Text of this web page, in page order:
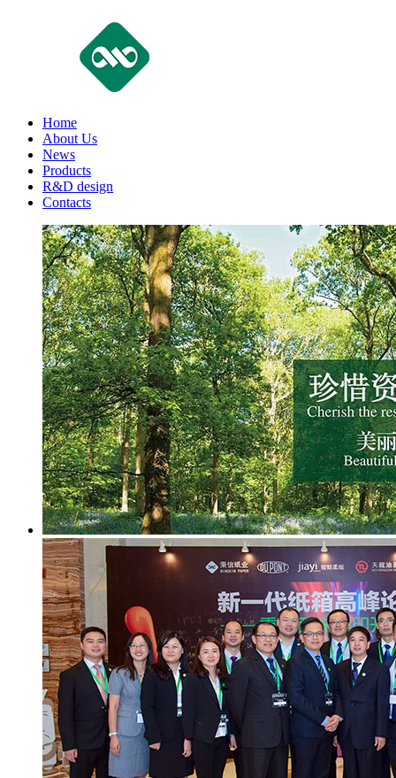
Home
About Us
News
Products
R&D design
Contacts